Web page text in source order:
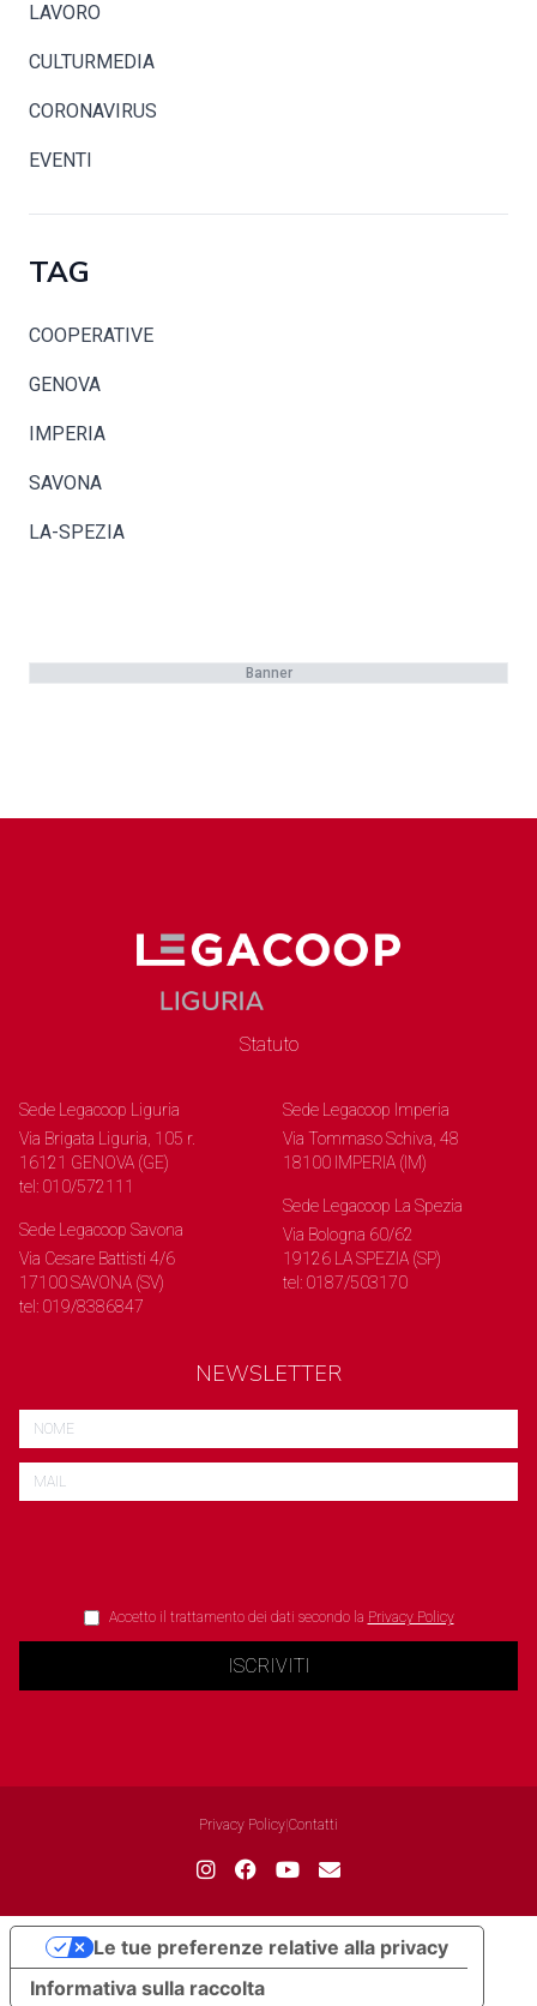
LAVORO
CULTURMEDIA
CORONAVIRUS
EVENTI
TAG
COOPERATIVE
GENOVA
IMPERIA
SAVONA
LA-SPEZIA
Banner
Statuto
Sede Legacoop Liguria
Via Brigata Liguria, 105 r.
16121 GENOVA (GE)
tel: 010/572111
Sede Legacoop Savona
Via Cesare Battisti 4/6
17100 SAVONA (SV)
tel: 019/8386847
Sede Legacoop Imperia
Via Tommaso Schiva, 48
18100 IMPERIA (IM)
Sede Legacoop La Spezia
Via Bologna 60/62
19126 LA SPEZIA (SP)
tel: 0187/503170
NEWSLETTER
Accetto il trattamento dei dati secondo la Privacy Policy
ISCRIVITI
Privacy Policy Contatti
Informativa sulla raccolta
Le tue preferenze relative alla privacy